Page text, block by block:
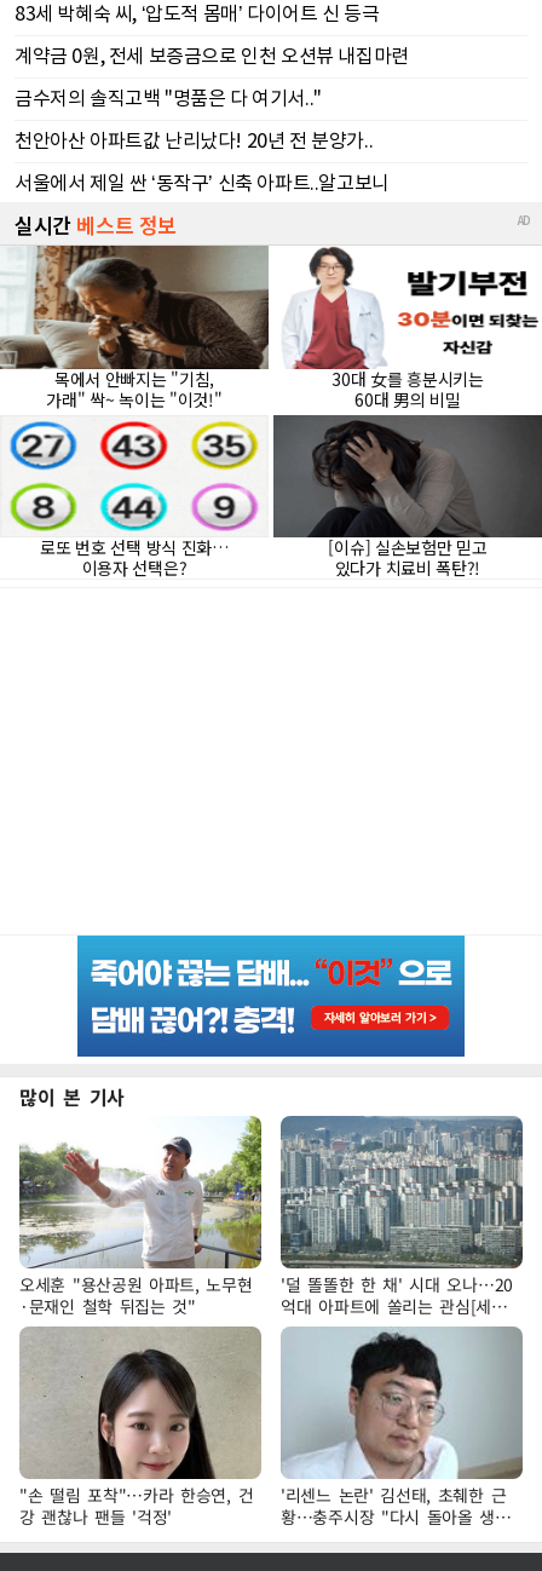
많이 본 기사
오세훈 "용산공원 아파트, 노무현
·문재인 철학 뒤집는 것"
'덜 똘똘한 한 채' 시대 오나…20
억대 아파트에 쏠리는 관심[세제
개편, 그 이후②]
"손 떨림 포착"…카라 한승연, 건
강 괜찮나 팬들 '걱정'
'리센느 논란' 김선태, 초췌한 근
황…충주시장 "다시 돌아올 생
각?"